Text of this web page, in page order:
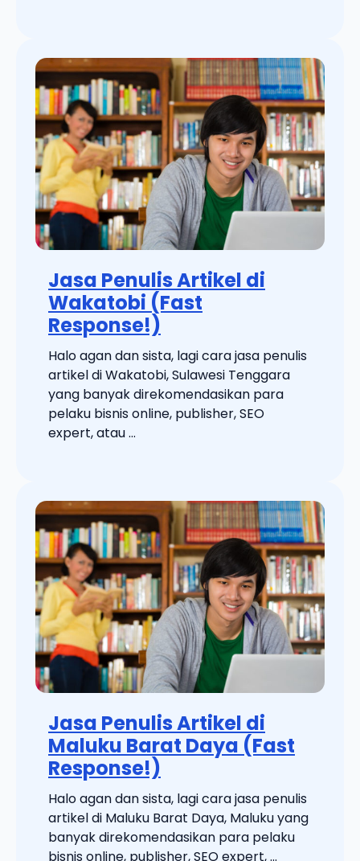
Jasa Penulis Artikel di
Wakatobi (Fast
Response!)
Halo agan dan sista, lagi cara jasa penulis
artikel di Wakatobi, Sulawesi Tenggara
yang banyak direkomendasikan para
pelaku bisnis online, publisher, SEO
expert, atau ...
Jasa Penulis Artikel di
Maluku Barat Daya (Fast
Response!)
Halo agan dan sista, lagi cara jasa penulis
artikel di Maluku Barat Daya, Maluku yang
banyak direkomendasikan para pelaku
bisnis online, publisher, SEO expert, ...